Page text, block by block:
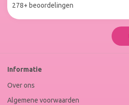
278+ beoordelingen
Winkel
Informatie
Over ons
Algemene voorwaarden